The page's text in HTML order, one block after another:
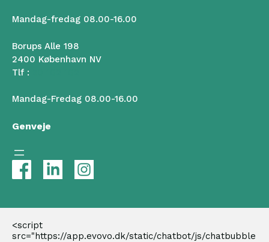
Mandag-fredag 08.00-16.00
Borups Alle 198
2400 København NV
Tlf :
Mandag-Fredag 08.00-16.00
Genveje
<script
src="https://app.evovo.dk/static/chatbot/js/chatbubble